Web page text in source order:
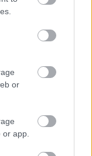
or
app.érezte, hogy a